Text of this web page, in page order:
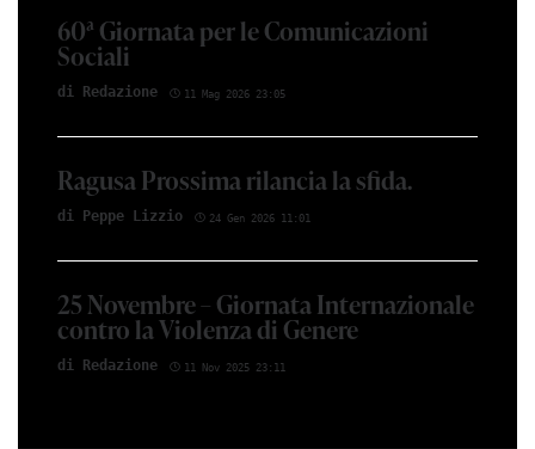
60ª Giornata per le Comunicazioni
Sociali
di Red­azio­ne 11 Mag 2026 23:05
Ragusa Prossima rilancia la sfida.
di Peppe Li­z­zio 24 Gen 2026 11:01
25 Novembre – Giornata Internazionale
contro la Violenza di Genere
di Red­azio­ne 11 Nov 2025 23:11